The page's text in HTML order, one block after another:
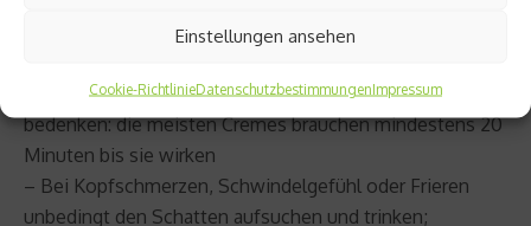
Einstellungen ansehen
Cookie-RichtlinieDatenschutzbestimmungenImpressum
dem Sport mitSonnenschutzeincremen; unbedingt
bedenken: die meisten Cremes brauchen mindestens 20
Minuten bis sie wirken
– Bei Kopfschmerzen, Schwindelgefühl oder Frieren
unbedingt den Schatten aufsuchen und trinken;